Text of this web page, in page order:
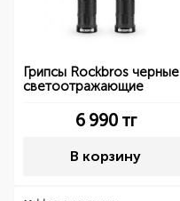
Грипсы Rockbros черные
светоотражающие
6 990тг
В корзину